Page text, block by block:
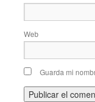
Web
Guarda mi